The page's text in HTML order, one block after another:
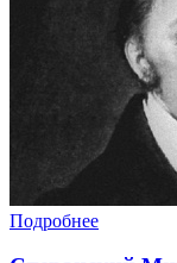
Подробнее